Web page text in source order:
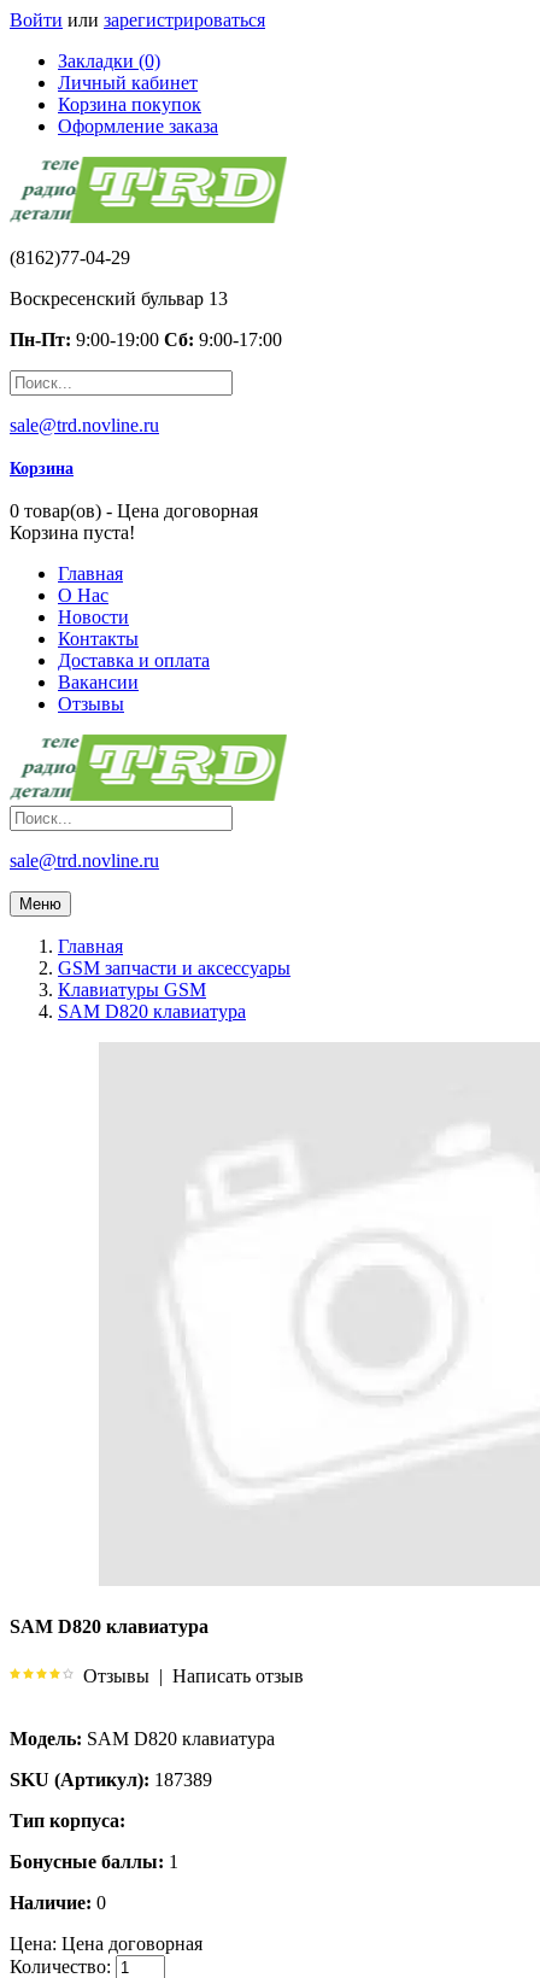
Войти или зарегистрироваться
Закладки (0)
Личный кабинет
Корзина покупок
Оформление заказа
(8162)77-04-29
Воскресенский бульвар 13
Пн-Пт: 9:00-19:00 Сб: 9:00-17:00
sale@trd.novline.ru
Корзина
0 товар(ов) - Цена договорная
Корзина пуста!
Главная
О Нас
Новости
Контакты
Доставка и оплата
Вакансии
Отзывы
sale@trd.novline.ru
Меню
Главная
GSM запчасти и аксессуары
Клавиатуры GSM
SAM D820 клавиатура
SAM D820 клавиатура
Отзывы | Написать отзыв
Модель: SAM D820 клавиатура
SKU (Артикул): 187389
Тип корпуса:
Бонусные баллы: 1
Наличие: 0
Цена: Цена договорная
Количество: